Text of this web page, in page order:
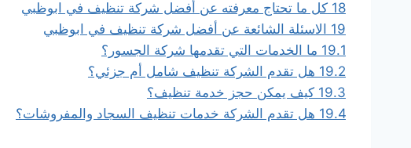
18 كل ما تحتاج معرفته عن أفضل شركة تنظيف في ابوظبي
19
الاسئلة الشائعة عن أفضل شركة تنظيف في ابوظبي
19.1 ما الخدمات التي تقدمها شركة الجسور؟
19.2 هل تقدم الشركة تنظيف شامل أم جزئي؟
19.3 كيف يمكن حجز خدمة تنظيف؟
19.4 هل تقدم الشركة خدمات تنظيف السجاد والمفروشات؟